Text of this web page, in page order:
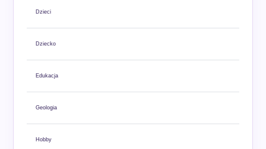
Dzieci
Dziecko
Edukacja
Geologia
Hobby